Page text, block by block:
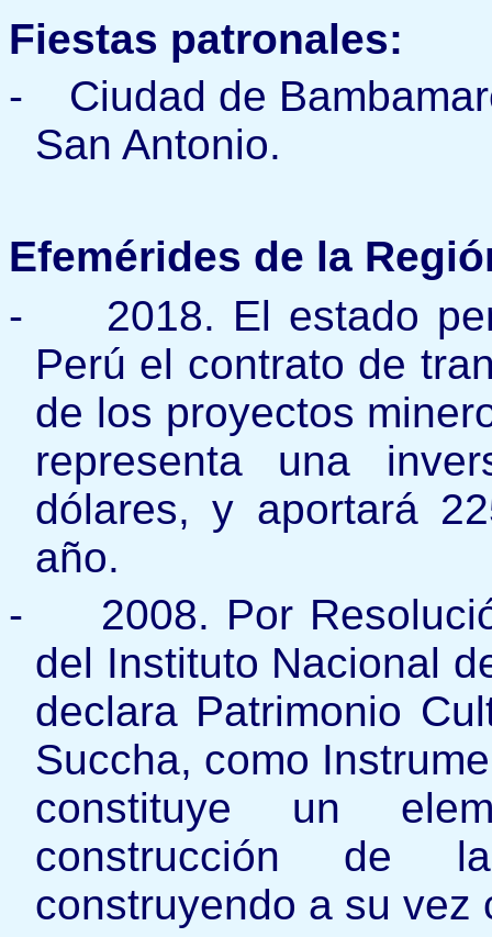
Fiestas patronales:
-
Ciudad de
San Antonio.
Efemérides de la
-
2018. El estado
Perú el contrato de
de los proyectos
representa una
dólares, y aportará
año.
-
2008. Por
del Instituto Nacional
declara Patrimonio
Succha, como
constituye un
construcción de
construyendo a su vez